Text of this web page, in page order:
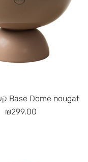
Quick View
קערה עם רגל Base Dome nougat
Price
₪299.00